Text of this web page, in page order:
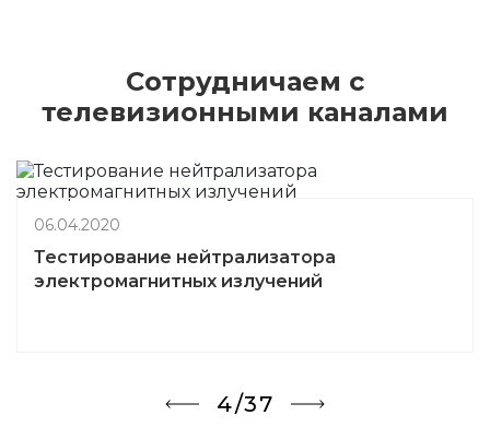
Сотрудничаем с
телевизионными каналами
5/37
06.04.2020
Опасность бытовых моющих средств